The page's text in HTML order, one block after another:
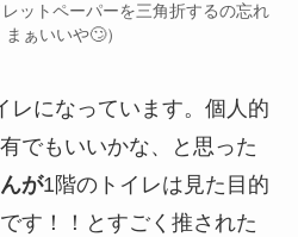
ットペーパーを三角折するの忘れ
ぁいいや🙄）
レになっています。個人的
でもいいかな、と思った
が1階のトイレは見た目的
す！！とすごく推された